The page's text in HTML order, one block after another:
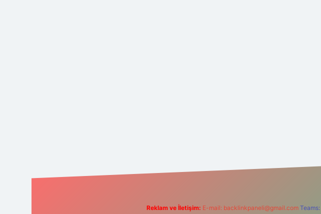
Reklam ve İletişim: E-mail: backlinkpaneli@gmail.com Teams: